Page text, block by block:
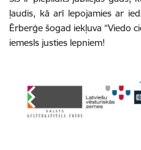
ļaudis, kā arī lepojamies ar
Ērberģe šogad iekļuva “Viedo
iemesls justies lepniem!